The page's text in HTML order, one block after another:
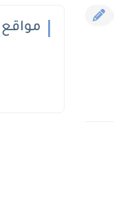
مواقع